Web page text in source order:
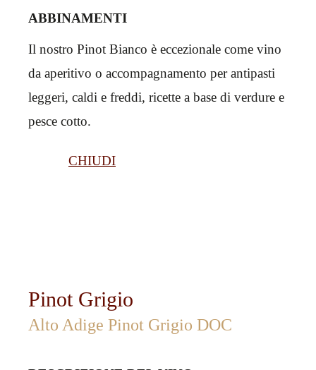
ABBINAMENTI
Il nostro Pinot Bianco è eccezionale come vino
da aperitivo o accompagnamento per antipasti
leggeri, caldi e freddi, ricette a base di verdure e
pesce cotto.
CHIUDI
Pinot Grigio
Alto Adige Pinot Grigio DOC